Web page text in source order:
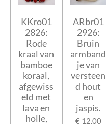
KKro01
2826:
Rode
kraal van
bamboe
koraal,
afgewiss
eld met
lava en
holle,
ARbr01
2926:
Bruin
armband
je van
versteen
d hout
en
jaspis.
€ 12,00